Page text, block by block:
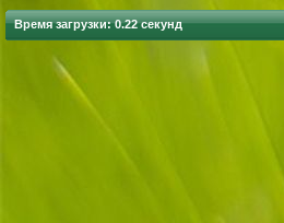
Время загрузки: 0.22 секунд